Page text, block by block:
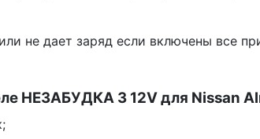
не дает заряд если включены все
НЕЗАБУДКА 3 12V для Nissan